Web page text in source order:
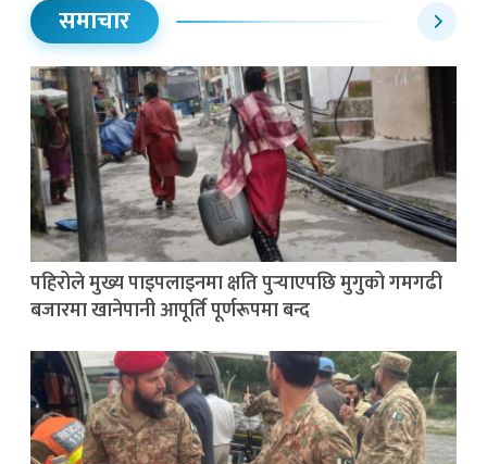
समाचार
पहिरोले मुख्य पाइपलाइनमा क्षति पुर्‍याएपछि मुगुको गमगढी
बजारमा खानेपानी आपूर्ति पूर्णरूपमा बन्द